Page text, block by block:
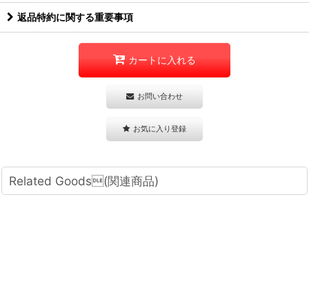
返品特約に関する重要事項
カートに入れる
お問い合わせ
お気に入り登録
Related Goods(関連商品)